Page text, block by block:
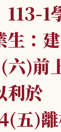
113-
生：
)前
利於
五)